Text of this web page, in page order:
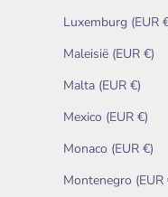
Luxemburg (EUR
Maleisië (EUR €)
Malta (EUR €)
Mexico (EUR €)
Monaco (EUR €)
Montenegro (EUR